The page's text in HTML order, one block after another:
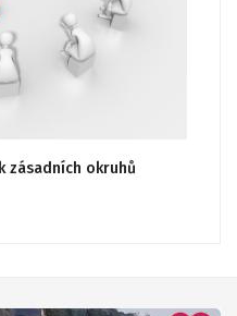
zásadních okruhů